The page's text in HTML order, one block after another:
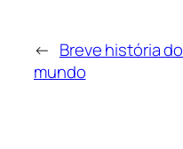
← Breve história do
mundo